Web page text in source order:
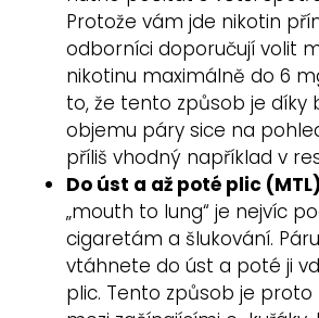
Protože vám jde nikotin
odborníci doporučují volit
nikotinu maximálně do 6
to, že tento způsob je díky
objemu páry sice na
příliš vhodný například v
Do úst a až poté plic (MTL)
„mouth to lung“ je nejvíc
cigaretám a šlukování.
vtáhnete do úst a poté ji
plic. Tento způsob je